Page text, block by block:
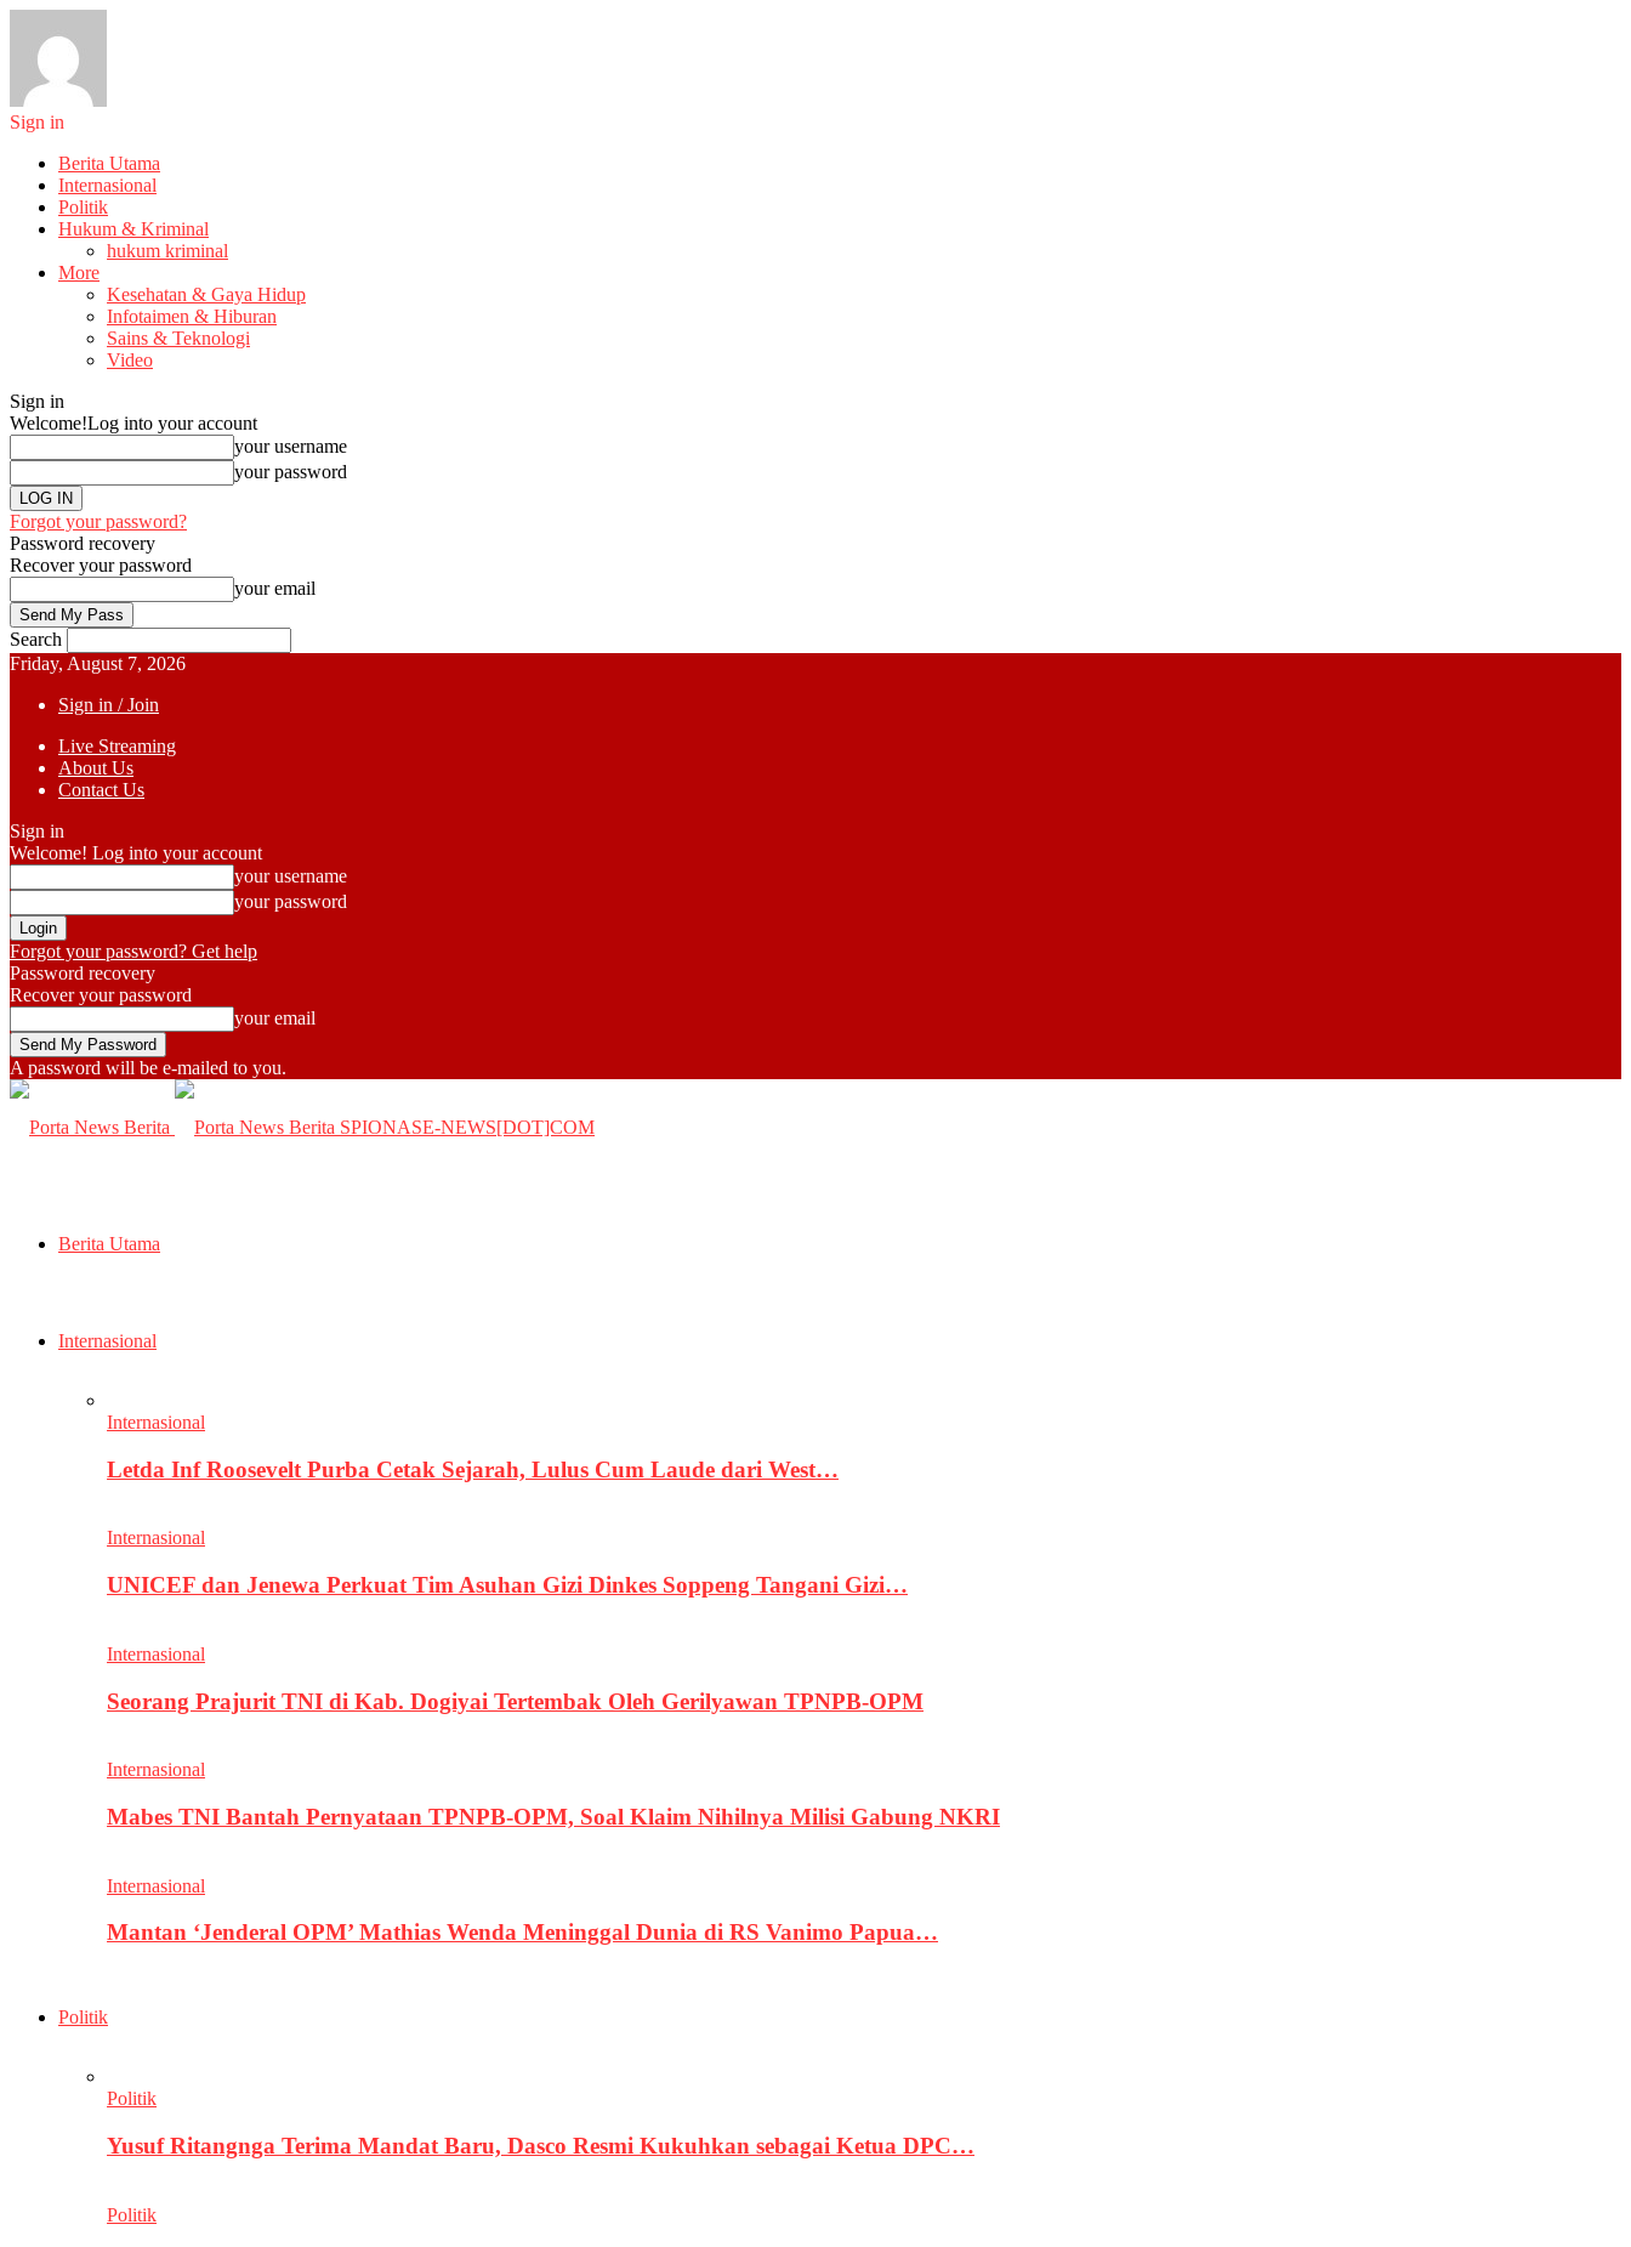
Sign in
Berita Utama
Internasional
Politik
Hukum & Kriminal
hukum kriminal
More
Kesehatan & Gaya Hidup
Infotaimen & Hiburan
Sains & Teknologi
Video
Sign in
Welcome!Log into your account
your username
your password
Forgot your password?
Password recovery
Recover your password
your email
Search
Friday, August 7, 2026
Sign in / Join
Live Streaming
About Us
Contact Us
Sign in
Welcome! Log into your account
your username
your password
Forgot your password? Get help
Password recovery
Recover your password
your email
A password will be e-mailed to you.
SPIONASE-NEWS[DOT]COM
Berita Utama
Internasional
Internasional
Letda Inf Roosevelt Purba Cetak Sejarah, Lulus Cum Laude dari West…
Internasional
UNICEF dan Jenewa Perkuat Tim Asuhan Gizi Dinkes Soppeng Tangani Gizi…
Internasional
Seorang Prajurit TNI di Kab. Dogiyai Tertembak Oleh Gerilyawan TPNPB-OPM
Internasional
Mabes TNI Bantah Pernyataan TPNPB-OPM, Soal Klaim Nihilnya Milisi Gabung NKRI
Internasional
Mantan ‘Jenderal OPM’ Mathias Wenda Meninggal Dunia di RS Vanimo Papua…
Politik
Politik
Yusuf Ritangnga Terima Mandat Baru, Dasco Resmi Kukuhkan sebagai Ketua DPC…
Politik